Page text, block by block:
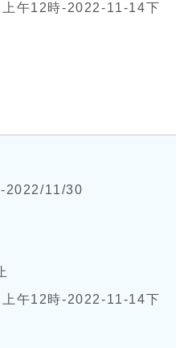
午12時-2022-11-14下
2022/11/30
午12時-2022-11-14下